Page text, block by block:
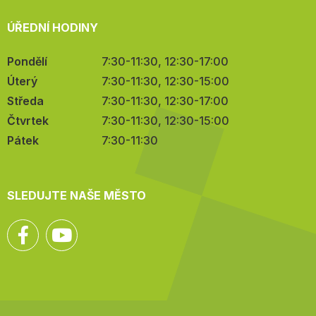
ÚŘEDNÍ HODINY
Pondělí
7:30-11:30, 12:30-17:00
Úterý
7:30-11:30, 12:30-15:00
Středa
7:30-11:30, 12:30-17:00
Čtvrtek
7:30-11:30, 12:30-15:00
Pátek
7:30-11:30
SLEDUJTE NAŠE MĚSTO
Facebook